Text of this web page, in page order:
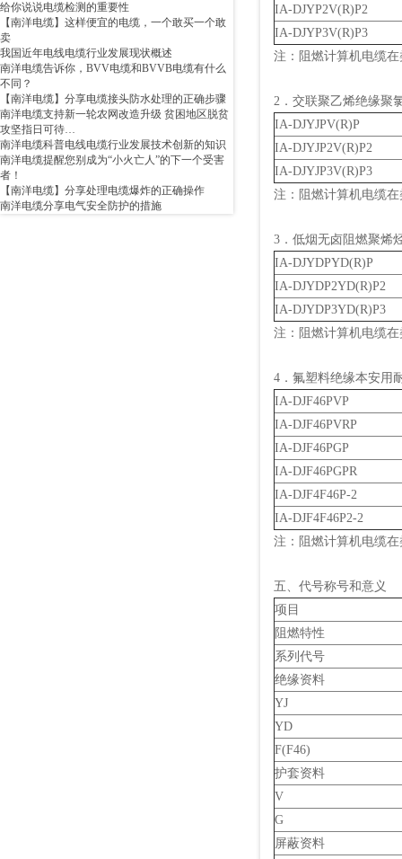
给你说说电缆检测的重要性
【南洋电缆】这样便宜的电缆，一个敢买一个敢
卖
我国近年电线电缆行业发展现状概述
南洋电缆告诉你，BVV电缆和BVVB电缆有什么
不同？
【南洋电缆】分享电缆接头防水处理的正确步骤
南洋电缆支持新一轮农网改造升级 贫困地区脱贫
攻坚指日可待…
南洋电缆科普电线电缆行业发展技术创新的知识
南洋电缆提醒您别成为“小火亡人”的下一个受害
者！
【南洋电缆】分享处理电缆爆炸的正确操作
南洋电缆分享电气安全防护的措施
IA-DJYP2V(R)P2
IA-DJYP3V(R)P3
注：阻燃计算机电缆
2．交联聚乙烯绝缘聚
IA-DJYJPV(R)P
IA-DJYJP2V(R)P2
IA-DJYJP3V(R)P3
注：阻燃计算机电缆
3．低烟无卤阻燃聚烯
IA-DJYDPYD(R)P
IA-DJYDP2YD(R)P2
IA-DJYDP3YD(R)P3
注：阻燃计算机电缆
4．氟塑料绝缘本安用
IA-DJF46PVP
IA-DJF46PVRP
IA-DJF46PGP
IA-DJF46PGPR
IA-DJF4F46P-2
IA-DJF4F46P2-2
注：阻燃计算机电缆
五、代号称号和意义
项目
阻燃特性
系列代号
绝缘资料
YJ
YD
F(F46)
护套资料
V
G
屏蔽资料